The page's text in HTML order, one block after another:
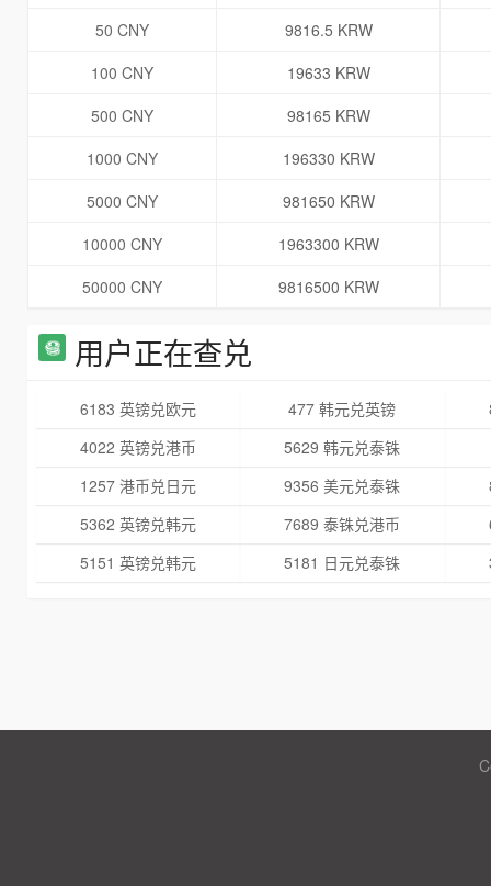
50 CNY
9816.5 KRW
100 CNY
19633 KRW
500 CNY
98165 KRW
1000 CNY
196330 KRW
5000 CNY
981650 KRW
10000 CNY
1963300 KRW
50000 CNY
9816500 KRW
用户正在查兑
6183 英镑兑欧元 477 韩元兑英镑
4022 英镑兑港币
5629 韩元兑泰铢
1257 港币兑日元
9356 美元兑泰铢
5362 英镑兑韩元
7689 泰铢兑港币
5151 英镑兑韩元
5181 日元兑泰铢